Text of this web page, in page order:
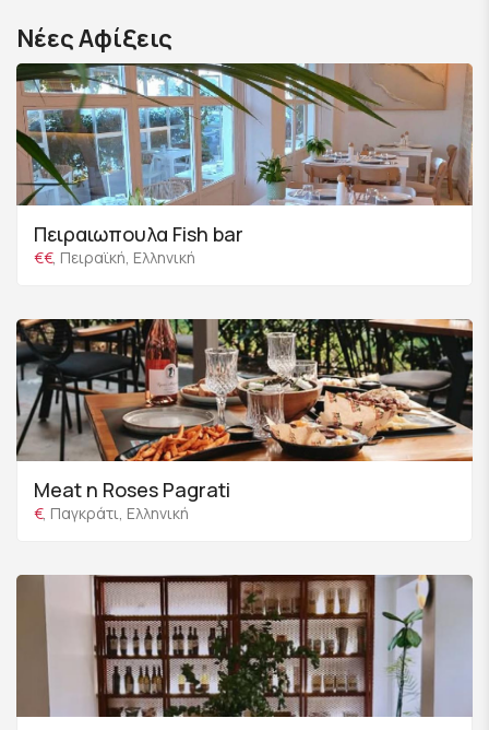
Νέες Αφίξεις
Πειραιωπουλα Fish bar
€€, Πειραϊκή, Ελληνική
Meat n Roses Pagrati
€, Παγκράτι, Ελληνική